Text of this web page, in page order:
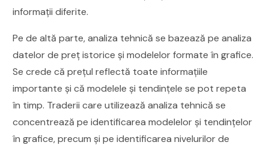
informații diferite.
Pe de altă parte, analiza tehnică se bazează pe analiza
datelor de preț istorice și modelelor formate în grafice.
Se crede că prețul reflectă toate informațiile
importante și că modelele și tendințele se pot repeta
în timp. Traderii care utilizează analiza tehnică se
concentrează pe identificarea modelelor și tendințelor
în grafice, precum și pe identificarea nivelurilor de